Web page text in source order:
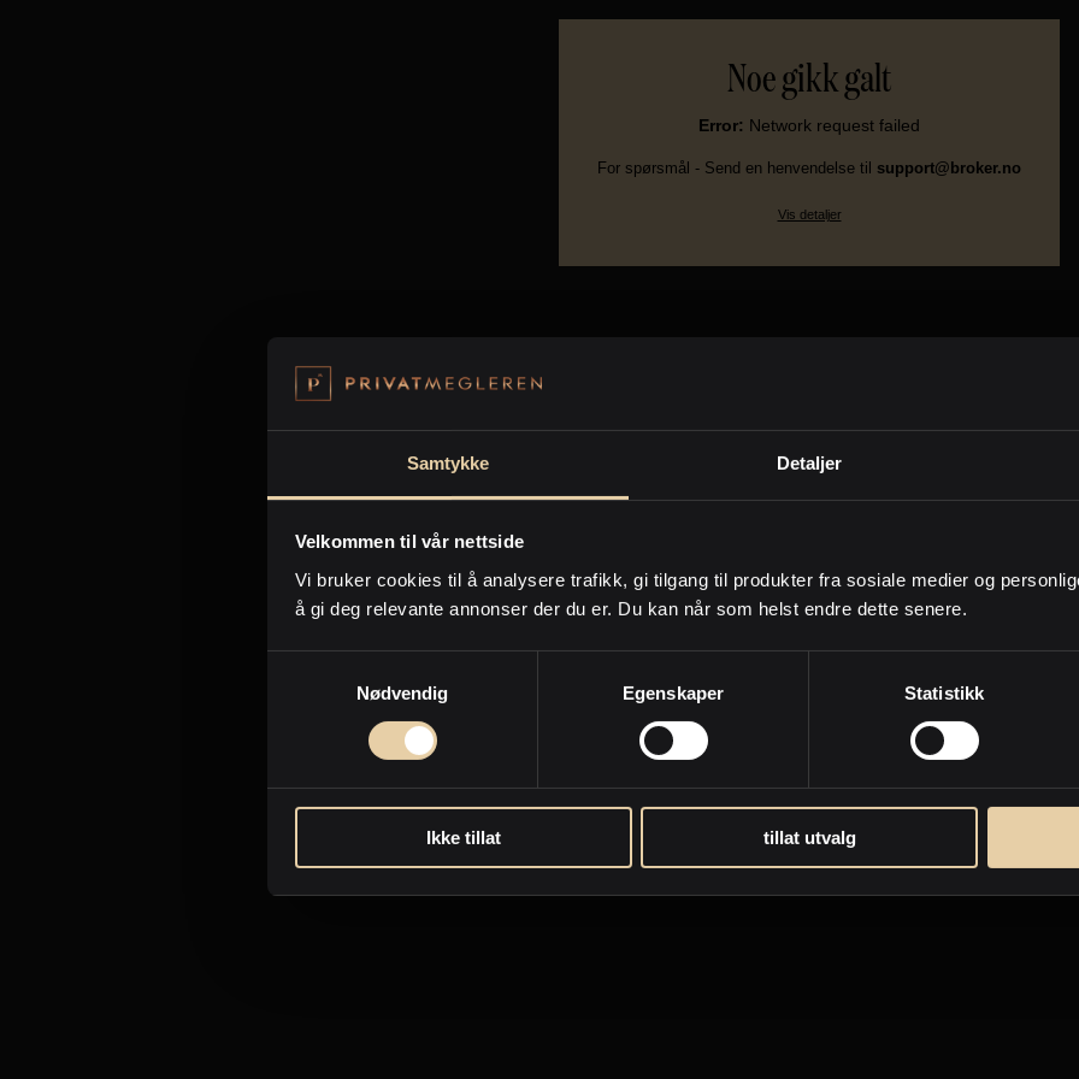
Samtykke Detaljer
Velkommen til vår nettside
Vi bruker cookies til å analysere trafikk, gi tilgang til produkter fra sosiale medier og
å gi deg relevante annonser der du er. Du kan når som helst endre dette senere.
Nødvendig
Egenskaper Statistikk
Ikke tillat tillat utvalg
Noe gikk galt
Error: Network request failed
For spørsmål - Send en henvendelse til support@broker.no
Vis detaljer